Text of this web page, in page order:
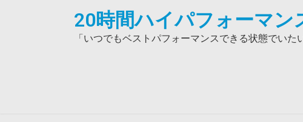
20時間ハイパフォーマン
「いつでもベストパフォーマンスできる状態でい